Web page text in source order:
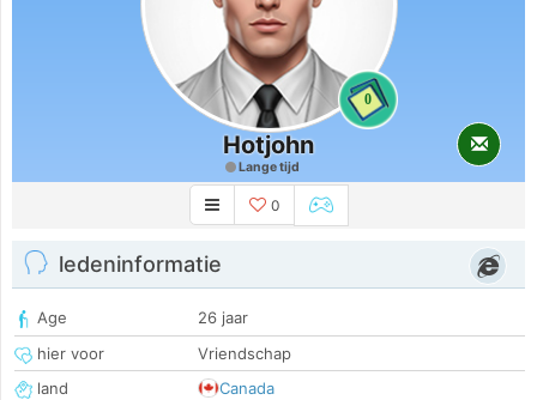
0
Hotjohn
Lange tijd
0
ledeninformatie
Age
26 jaar
hier voor
Vriendschap
land
Canada